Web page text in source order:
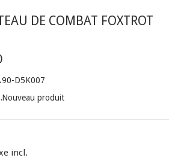
DE COMBAT FOXTROT
90-D5K007
Nouveau produit
incl.